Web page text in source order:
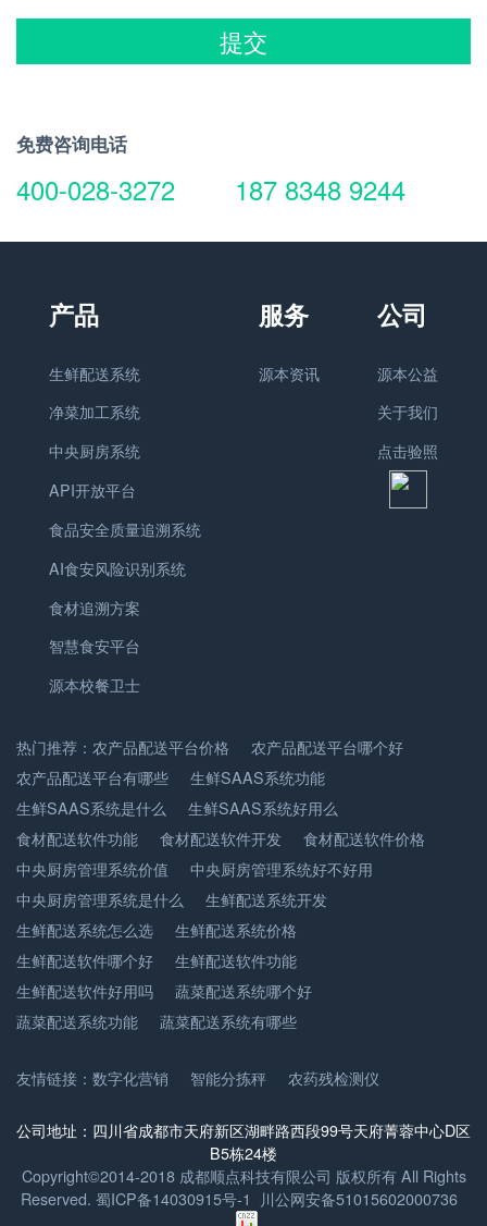
提交
免费咨询电话
400-028-3272 187 8348 9244
生鲜配送系统
净菜加工系统
中央厨房系统
API开放平台
食品安全质量追溯系统
AI食安风险识别系统
食材追溯方案
智慧食安平台
源本校餐卫士
源本资讯
源本公益
关于我们
点击验照
热门推荐： 农产品配送平台价格
农产品配送平台哪个好
农产品配送平台有哪些
生鲜SAAS系统功能
生鲜SAAS系统是什么
生鲜SAAS系统好用么
食材配送软件功能
食材配送软件开发
食材配送软件价格
中央厨房管理系统价值
中央厨房管理系统好不好用
中央厨房管理系统是什么
生鲜配送系统开发
生鲜配送系统怎么选
生鲜配送系统价格
生鲜配送软件哪个好
生鲜配送软件功能
生鲜配送软件好用吗
蔬菜配送系统哪个好
蔬菜配送系统功能
蔬菜配送系统有哪些
友情链接： 数字化营销 智能分拣秤 农药残检测仪
公司地址：四川省成都市天府新区湖畔路西段99号天府菁蓉中心D区
B5栋24楼
Copyright©2014-2018 成都顺点科技有限公司 版权所有 All Rights
Reserved. 蜀ICP备14030915号-1 川公网安备51015602000736